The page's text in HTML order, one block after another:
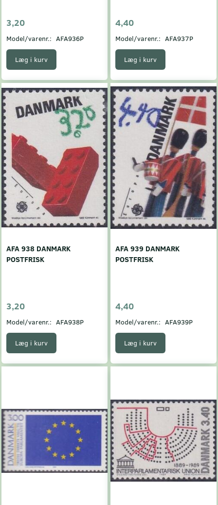
3,20
Model/varenr.: AFA936P
Læg i kurv
4,40
Model/varenr.: AFA937P
Læg i kurv
AFA 938 DANMARK
POSTFRISK
3,20
Model/varenr.: AFA938P
Læg i kurv
AFA 939 DANMARK
POSTFRISK
4,40
Model/varenr.: AFA939P
Læg i kurv